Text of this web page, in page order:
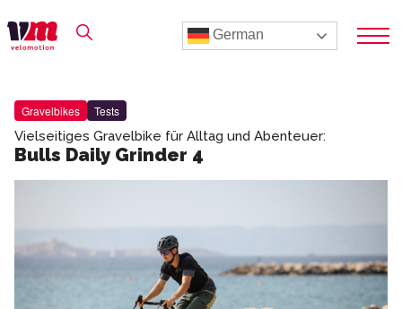
German
Gravelbikes Tests
Vielseitiges Gravelbike für Alltag und Abenteuer:
Bulls Daily Grinder 4